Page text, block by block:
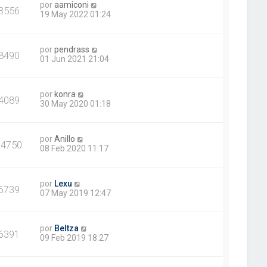
poraamiconi
19 May 2022 01:24
porpendrass
01 Jun 2021 21:04
por konra
30 May 2020 01:18
porAnillo
08 Feb 2020 11:17
por Lexu
07 May 2019 12:47
por Beltza
09 Feb 2019 18:27